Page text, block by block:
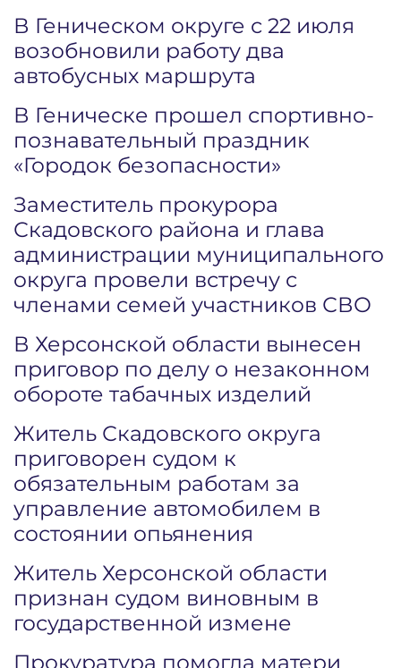
В Геническом округе с 22 июля
возобновили работу два
автобусных маршрута
В Геническе прошел спортивно-
познавательный праздник
«Городок безопасности»
Заместитель прокурора
Скадовского района и глава
администрации муниципального
округа провели встречу с
членами семей участников СВО
В Херсонской области вынесен
приговор по делу о незаконном
обороте табачных изделий
Житель Скадовского округа
приговорен судом к
обязательным работам за
управление автомобилем в
состоянии опьянения
Житель Херсонской области
признан судом виновным в
государственной измене
Прокуратура помогла матери